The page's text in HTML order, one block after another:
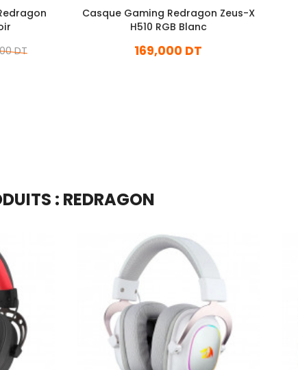
DT
Casque Gaming Redragon Zeus-X
H510 RGB Blanc
169,000 DT
: REDRAGON